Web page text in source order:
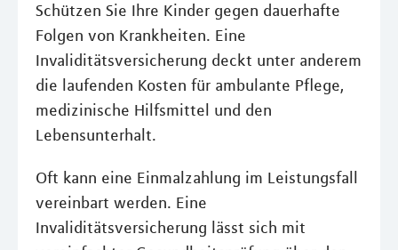
Schützen Sie Ihre Kinder gegen dauerhafte
Folgen von Krankheiten. Eine
Invaliditätsversicherung deckt unter anderem
die laufenden Kosten für ambulante Pflege,
medizinische Hilfsmittel und den
Lebensunterhalt.
Oft kann eine Einmalzahlung im Leistungsfall
vereinbart werden. Eine
Invaliditätsversicherung lässt sich mit